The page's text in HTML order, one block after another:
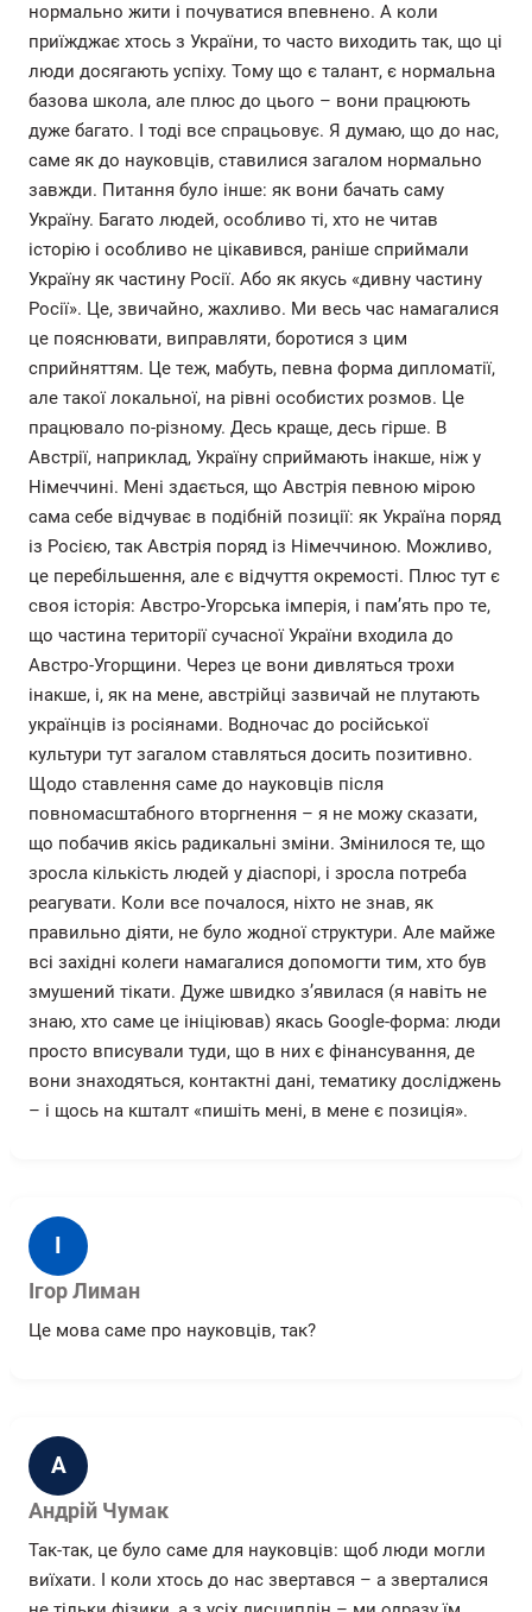
нормально жити і почуватися впевнено. А коли
приїжджає хтось з України, то часто виходить так, що ці
люди досягають успіху. Тому що є талант, є нормальна
базова школа, але плюс до цього – вони працюють
дуже багато. І тоді все спрацьовує. Я думаю, що до нас,
саме як до науковців, ставилися загалом нормально
завжди. Питання було інше: як вони бачать саму
Україну. Багато людей, особливо ті, хто не читав
історію і особливо не цікавився, раніше сприймали
Україну як частину Росії. Або як якусь «дивну частину
Росії». Це, звичайно, жахливо. Ми весь час намагалися
це пояснювати, виправляти, боротися з цим
сприйняттям. Це теж, мабуть, певна форма дипломатії,
але такої локальної, на рівні особистих розмов. Це
працювало по-різному. Десь краще, десь гірше. В
Австрії, наприклад, Україну сприймають інакше, ніж у
Німеччині. Мені здається, що Австрія певною мірою
сама себе відчуває в подібній позиції: як Україна поряд
із Росією, так Австрія поряд із Німеччиною. Можливо,
це перебільшення, але є відчуття окремості. Плюс тут є
своя історія: Австро-Угорська імперія, і пам’ять про те,
що частина території сучасної України входила до
Австро-Угорщини. Через це вони дивляться трохи
інакше, і, як на мене, австрійці зазвичай не плутають
українців із росіянами. Водночас до російської
культури тут загалом ставляться досить позитивно.
Щодо ставлення саме до науковців після
повномасштабного вторгнення – я не можу сказати,
що побачив якісь радикальні зміни. Змінилося те, що
зросла кількість людей у діаспорі, і зросла потреба
реагувати. Коли все почалося, ніхто не знав, як
правильно діяти, не було жодної структури. Але майже
всі західні колеги намагалися допомогти тим, хто був
змушений тікати. Дуже швидко з’явилася (я навіть не
знаю, хто саме це ініціював) якась Google-форма: люди
просто вписували туди, що в них є фінансування, де
вони знаходяться, контактні дані, тематику досліджень
– і щось на кшталт «пишіть мені, в мене є позиція».
І
Ігор Лиман
Це мова саме про науковців, так?
А
Андрій Чумак
Так-так, це було саме для науковців: щоб люди могли
виїхати. І коли хтось до нас звертався – а зверталися